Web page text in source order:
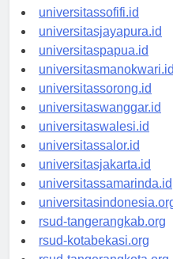
universitasmaluku.id
universitassofifi.id
universitasjayapura.id
universitaspapua.id
universitasmanokwari.id
universitassorong.id
universitaswanggar.id
universitaswalesi.id
universitassalor.id
universitasjakarta.id
universitassamarinda.id
universitasindonesia.org
rsud-tangerangkab.org
rsud-kotabekasi.org